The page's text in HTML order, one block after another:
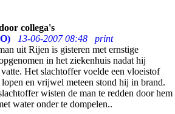
collega's
13-06-2007 08:48
print
uit Rijen is gisteren met ernstige
in het ziekenhuis nadat hij
Het slachtoffer voelde een vloeistof
en vrijwel meteen stond hij in brand.
wisten de man te redden door hem
water onder te dompelen..